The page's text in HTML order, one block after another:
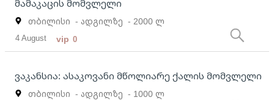
მამაკაცის მომვლელი
თბილისი - ადგილზე - 2000 ლ
4 August vip 0
ვაკანსია: ასაკოვანი მწოლიარე ქალის მომვლელი
თბილისი - ადგილზე - 1000 ლ